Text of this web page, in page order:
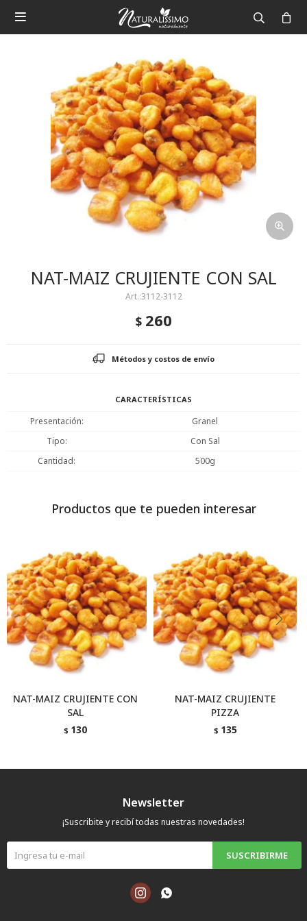

NAT-MAIZ CRUJIENTE CON SAL
3112-3112
$ 260
Métodos y costos de envío
CARACTERÍSTICAS
Presentación
Granel
Tipo
Con Sal
Cantidad
500g
Productos que te pueden interesar
NAT-MAIZ CRUJIENTE CON
SAL
$ 130
NAT-MAIZ CRUJIENTE
PIZZA
$ 135
Newsletter
¡Suscribite y recibí todas nuestras novedades!
SUSCRIBIRME
 